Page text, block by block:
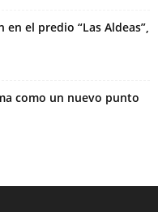
el predio “Las Aldeas”,
como un nuevo punto